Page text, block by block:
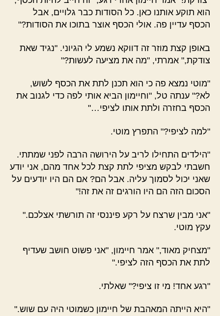
הוא תוקע אותנו כאן. כל הסודות כבר גלויים, אבל
הכסף עדיין פה. אולי הכסף אוצר בתוכו את הסודות?"
באופן קצת מוזר זה דווקא נשמע לי הגיוני. "נגיד שאת
צודקת," אמרתי, "מה את מציעה לעשות?"
"מוטי נמצא פה כי הוא תכנן לתת את הכסף לשוש,
לא?" ענתה טל, "וחיימון הביא אותי לפה כדי לגנוב את
הכסף בחזרה ולתת אותו לציפי…"
"למה לציפי?" התפרץ מוטי.
"הילדים התחילו לריב על הירושה הרבה לפני שמתתי.
חשבתי לבקש מציפי לתת קצת לכל אחד מהם, אני יודע
שאני יכול לסמוך עליה. אבל הם? אם הם היו יודעים על
הסכום הזה הם היו הורגים זה את זה!"
"אני מבין שרצח על רקע פיננסי זה תורשתי אצלכם."
עקץ מוטי.
"מצחיק מאוד," אמר חיימון, "אני פשוט חושב שעדיף
לתת את הכסף הזה לציפי."
"רגע אחד! מי זו ציפי?" שאלתי.
"היא הייתה המאהבת של חיימון כשמוטי היה עם שוש."